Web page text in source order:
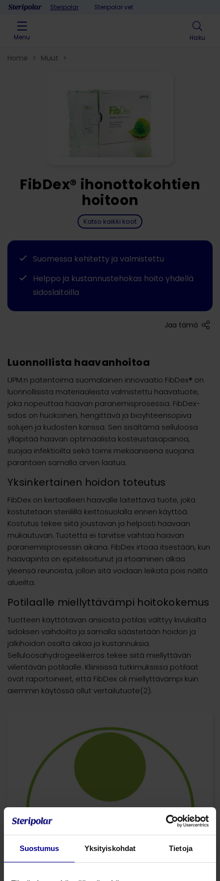
Suostumus Yksityiskohdat Tietoja
Skip to contentSteripolar Steripolar vet
Menu Haku
Home > Muut >
Luonnollista haavanhoitoa
UPM:n patentoima suomalainen innovaatio FibDex® on
luonnollisista materiaaleista valmistettu haavatuote,
joka nopeuttaa haavan paranemisprosessia. FibDex-
sidos on huokoinen, hengittävä ja bioyhteensopiva
solujen ja kudosten kanssa. Sen sisältämä selluloosa
ylläpitää haavan optimaalista kosteustasapainoa,
suojaa infektioilta sekä toimii mekaanisena suojana
parantaen samalla arven laatua.
Yksinkertainen hoidon toteutus
FibDex on kertaalleen haavalle laitettava tuote, joka
kostutetaan steriilillä keittosuolalla ennen käyttöä.
Kostutus tekee siitä joustavan ja helposti haavaan
mukautuvan. Tuotetta ei tarvitse vaihtaa haavan
paranemisprosessin aikana. FibDex irtoaa itsestään, kun
haavapinta on epitelisoitunut ja irtoaminen alkaa
yleensä reunoista, jolloin sitä voidaan leikata pois näiltä
alueilta.
Potilaalle miellyttävämpi hoitokokemus
Tuotteen käyttötavan ansiosta potilas välttyy kivuliailta
sidoksen vaihdoilta ja samalla säästetään hoidon ja
jälkihoidon osalta aikaa ja kustannuksia.
Selluloosahydrogeelikerros tekee siitä miellyttävän
viilentävän potilaalle. Kliinisissä tutkimuksissa potilaat
ovat raportoineet, että FibDex oli miellyttävämpi kuin
aiemmin käytössä ollut vertailutuote(2).
FibDex® ihonottokohtien
hoitoon
Katso kaikki koot
Suomessa kehitetty ja valmistettu
Helppo ja kustannustehokas hoito yhdellä
sidoslaitoilla
Jaa tämä